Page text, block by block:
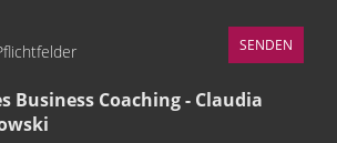
Business Coaching - Claudia